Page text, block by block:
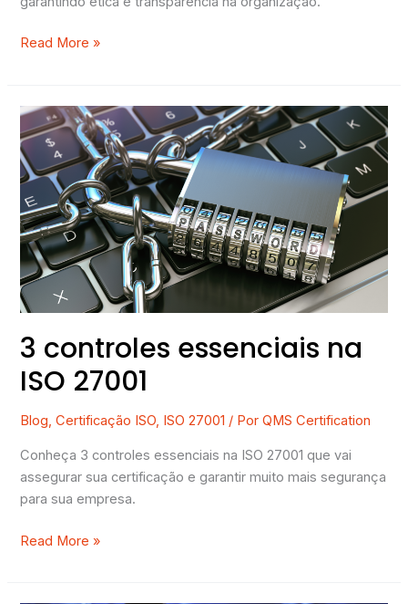
Read More »
3 controles essenciais na
ISO 27001
Blog,Certificação ISO, ISO 27001 / PorQMS Certification
Conheça 3 controles essenciais na ISO 27001 que vai
assegurar sua certificação e garantir muito mais segurança
para sua empresa.
3
controles
essenciais
na
ISO
27001
Read More »